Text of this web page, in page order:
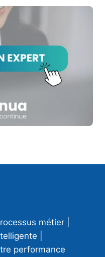
métier |
|
performance